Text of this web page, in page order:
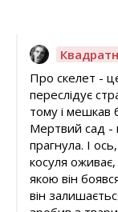
Про скелет -
переслідує
тому і мешкав
Мертвий сад -
прагнула. І
косуля
якою він
він